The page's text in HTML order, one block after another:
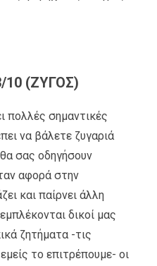
10 (ΖΥΓΟΣ)
πολλές σημαντικές
να βάλετε ζυγαριά
σας οδηγήσουν
αφορά στην
και παίρνει άλλη
δικοί μας
ζητήματα -τις
το επιτρέπουμε- οι